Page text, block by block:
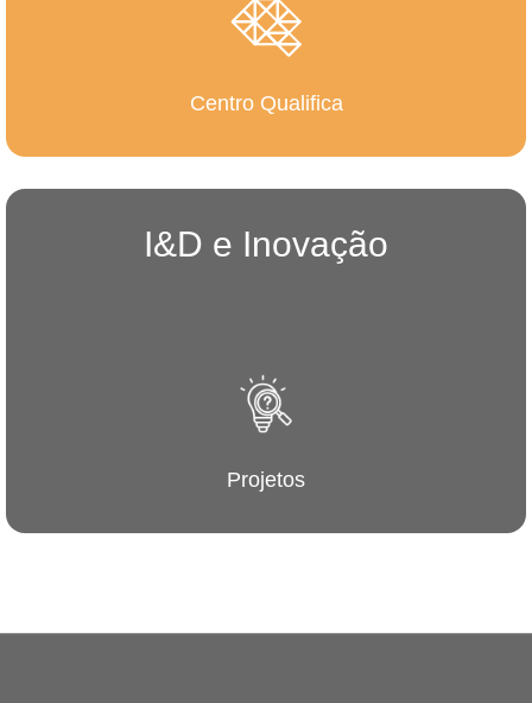
Centro Qualifica
I&D e Inovação
Projetos